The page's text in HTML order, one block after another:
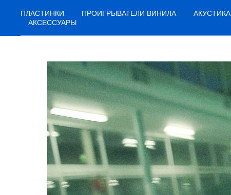
ПЛАСТИНКИ ПРОИГРЫВАТЕЛИ ВИНИЛА
АКУСТИКА
АКСЕССУАРЫ